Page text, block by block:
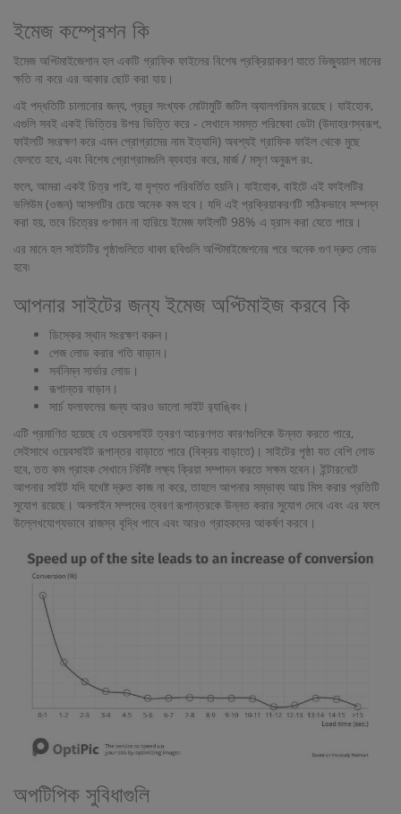
ইমেজ কম্প্রেশন কি
ইমেজ অপ্টিমাইজেশান হল একটি গ্রাফিক ফাইলের বিশেষ প্রক্রিয়াকরণ যাতে ভিজ্যুয়াল মানের
ক্ষতি না করে এর আকার ছোট করা যায়।
এই পদ্ধতিটি চালানোর জন্য, প্রচুর সংখ্যক মোটামুটি জটিল অ্যালগরিদম রয়েছে। যাইহোক,
এগুলি সবই একই ভিত্তির উপর ভিত্তি করে - সেখানে সমস্ত পরিষেবা ডেটা (উদাহরণস্বরূপ,
ফাইলটি সংরক্ষণ করে এমন প্রোগ্রামের নাম ইত্যাদি) অবশ্যই গ্রাফিক ফাইল থেকে মুছে
ফেলতে হবে, এবং বিশেষ প্রোগ্রামগুলি ব্যবহার করে, মার্জ / মসৃণ অনুরূপ রং.
ফলে, আমরা একই চিত্র পাই, যা দৃশ্যত পরিবর্তিত হয়নি। যাইহোক, বাইটে এই ফাইলটির
ভলিউম (ওজন) আসলটির চেয়ে অনেক কম হবে। যদি এই প্রক্রিয়াকরণটি সঠিকভাবে সম্পন্ন
করা হয়, তবে চিত্রের গুণমান না হারিয়ে ইমেজ ফাইলটি 98% এ হ্রাস করা যেতে পারে।
এর মানে হল সাইটটির পৃষ্ঠাগুলিতে থাকা ছবিগুলি অপ্টিমাইজেশনের পরে অনেক গুণ দ্রুত লোড
হবে৷
আপনার সাইটের জন্য ইমেজ অপ্টিমাইজ করবে কি
ডিস্কের স্থান সংরক্ষণ করুন।
পেজ লোড করার গতি বাড়ান।
সর্বনিম্ন সার্ভার লোড।
রূপান্তর বাড়ান।
সার্চ ফলাফলের জন্য আরও ভালো সাইট র‌্যাঙ্কিং।
এটি প্রমাণিত হয়েছে যে ওয়েবসাইট ত্বরণ আচরণগত কারণগুলিকে উন্নত করতে পারে,
সেইসাথে ওয়েবসাইট রূপান্তর বাড়াতে পারে (বিক্রয় বাড়াতে)। সাইটের পৃষ্ঠা যত বেশি লোড
হবে, তত কম গ্রাহক সেখানে নির্দিষ্ট লক্ষ্য ক্রিয়া সম্পাদন করতে সক্ষম হবেন। ইন্টারনেটে
আপনার সাইট যদি যথেষ্ট দ্রুত কাজ না করে, তাহলে আপনার সম্ভাব্য আয় মিস করার প্রতিটি
সুযোগ রয়েছে। অনলাইন সম্পদের ত্বরণ রূপান্তরকে উন্নত করার সুযোগ দেবে এবং এর ফলে
উল্লেখযোগ্যভাবে রাজস্ব বৃদ্ধি পাবে এবং আরও গ্রাহকদের আকর্ষণ করবে।
অপটিপিক সুবিধাগুলি